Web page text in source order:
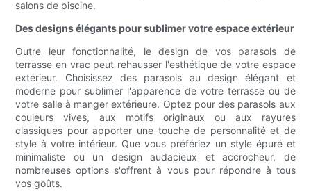
salons de piscine.
Des designs élégants pour sublimer votre espace extérieur
Outre leur fonctionnalité, le design de vos parasols de
terrasse en vrac peut rehausser l'esthétique de votre espace
extérieur. Choisissez des parasols au design élégant et
moderne pour sublimer l'apparence de votre terrasse ou de
votre salle à manger extérieure. Optez pour des parasols aux
couleurs vives, aux motifs originaux ou aux rayures
classiques pour apporter une touche de personnalité et de
style à votre intérieur. Que vous préfériez un style épuré et
minimaliste ou un design audacieux et accrocheur, de
nombreuses options s'offrent à vous pour répondre à tous
vos goûts.